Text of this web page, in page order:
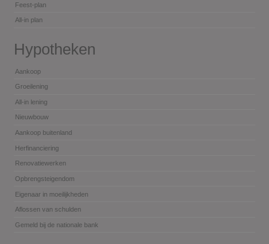
Feest-plan
All-in plan
Hypotheken
Aankoop
Groeilening
All-in lening
Nieuwbouw
Aankoop buitenland
Herfinanciering
Renovatiewerken
Opbrengsteigendom
Eigenaar in moeilijkheden
Aflossen van schulden
Gemeld bij de nationale bank